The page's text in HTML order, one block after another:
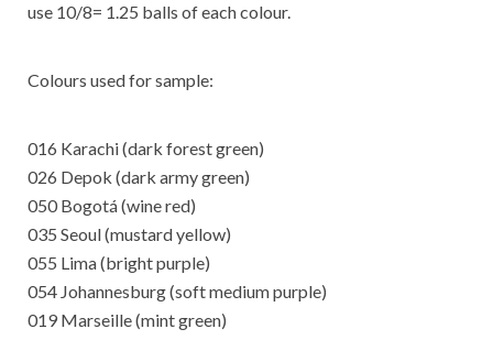
use 10/8= 1.25 balls of each colour.
Colours used for sample:
016 Karachi (dark forest green)
026 Depok (dark army green)
050 Bogotá (wine red)
035 Seoul (mustard yellow)
055 Lima (bright purple)
054 Johannesburg (soft medium purple)
019 Marseille (mint green)